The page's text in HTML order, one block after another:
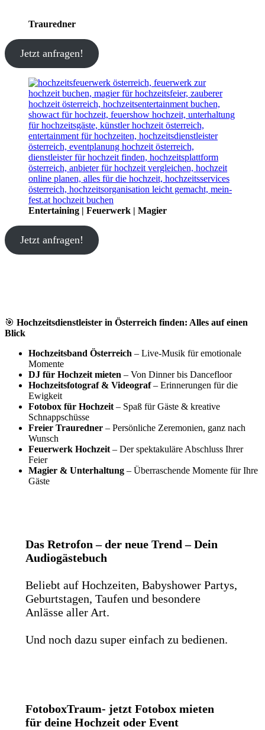
Trauredner
Jetzt anfragen!
Entertaining | Feuerwerk | Magier
Jetzt anfragen!
🎯 Hochzeitsdienstleister in Österreich finden: Alles auf einen
Blick
Hochzeitsband Österreich – Live-Musik für emotionale
Momente
DJ für Hochzeit mieten – Von Dinner bis Dancefloor
Hochzeitsfotograf & Videograf– Erinnerungen für die
Ewigkeit
Fotobox für Hochzeit – Spaß für Gäste & kreative
Schnappschüsse
Freier Trauredner – Persönliche Zeremonien, ganz nach
Wunsch
Feuerwerk Hochzeit – Der spektakuläre Abschluss Ihrer
Feier
Magier & Unterhaltung – Überraschende Momente für Ihre
Gäste
Das Retrofon – der neue Trend – Dein
Audiogästebuch
Beliebt auf Hochzeiten, Babyshower Partys,
Geburtstagen, Taufen und besondere
Anlässe aller Art.
Und noch dazu super einfach zu bedienen.
FotoboxTraum- jetzt Fotobox mieten
für deine Hochzeit oder Event